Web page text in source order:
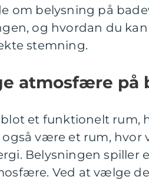
om belysning på
og hvordan du
stemning.
atmosfære på
et funktionelt rum,
være et rum, hvor
Belysningen spiller
Ved at vælge